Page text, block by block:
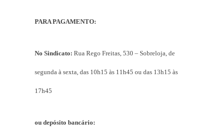
PARA PAGAMENTO:
No Sindicato: Rua Rego Freitas, 530 – Sobreloja, de
segunda à sexta, das 10h15 às 11h45 ou das 13h15 às
17h45
ou depósito bancário: